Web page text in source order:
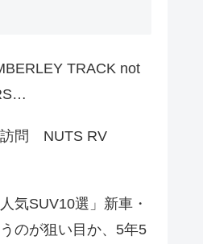
TRACK not
訪問 NUTS RV
気SUV10選」新車・
のが狙い目か、5年5